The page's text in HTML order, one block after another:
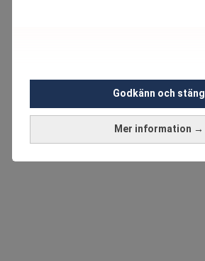
Mer information →
Godkänn och stäng